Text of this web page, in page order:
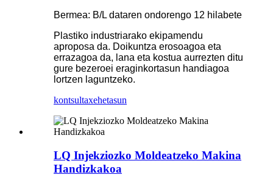
Bermea: B/L dataren ondorengo 12 hilabete
Plastiko industriarako ekipamendu
aproposa da. Doikuntza erosoagoa eta
errazagoa da, lana eta kostua aurrezten ditu
gure bezeroei eraginkortasun handiagoa
lortzen laguntzeko.
kontsultaxehetasun
LQ Injekziozko Moldeatzeko Makina
Handizkakoa